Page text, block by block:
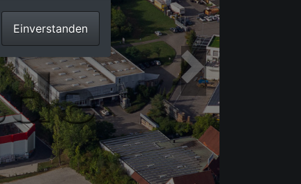
Einverstanden